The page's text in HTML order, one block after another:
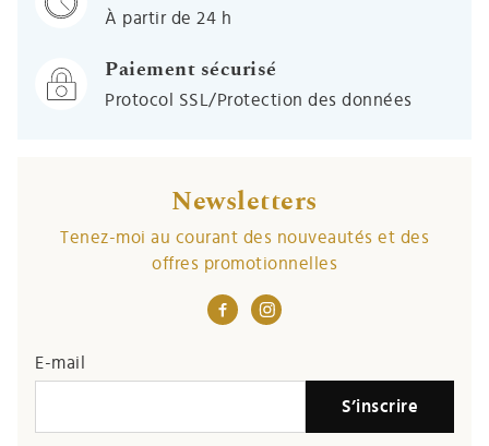
À partir de 24 h
Paiement sécurisé
Protocol SSL/Protection des données
Newsletters
Tenez-moi au courant des nouveautés et des
offres promotionnelles
If you
E-mail
S’inscrire